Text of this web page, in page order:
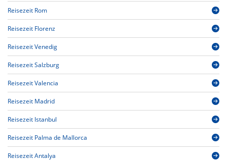
Reisezeit Rom
Reisezeit Florenz
Reisezeit Venedig
Reisezeit Salzburg
Reisezeit Valencia
Reisezeit Madrid
Reisezeit Istanbul
Reisezeit Palma de Mallorca
Reisezeit Antalya